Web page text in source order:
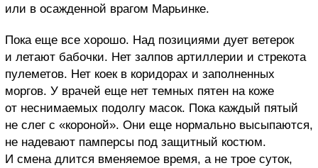
или в осажденной врагом Марьинке.
Пока еще все хорошо. Над позициями дует ветерок
и летают бабочки. Нет залпов артиллерии и стрекота
пулеметов. Нет коек в коридорах и заполненных
моргов. У врачей еще нет темных пятен на коже
от неснимаемых подолгу масок. Пока каждый пятый
не слег с «короной». Они еще нормально высыпаются,
не надевают памперсы под защитный костюм.
И смена длится вменяемое время, а не трое суток,